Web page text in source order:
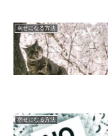
幸せになる方法
幸せになる方法